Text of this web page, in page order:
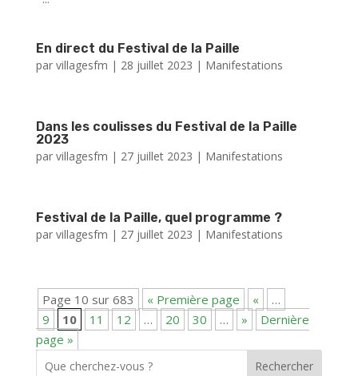
En direct du Festival de la Paille
par villagesfm | 28 juillet 2023 | Manifestations
Dans les coulisses du Festival de la Paille
2023
par villagesfm | 27 juillet 2023 | Manifestations
Festival de la Paille, quel programme ?
par villagesfm | 27 juillet 2023 | Manifestations
Page 10 sur 683 « Première page «
…
9
10 11 12 … 20 30 … »
Dernière
page »
Rechercher